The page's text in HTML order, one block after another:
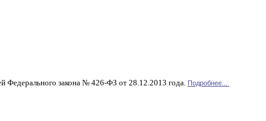
Федерального закона № 426-ФЗ от 28.12.2013 года.
Подробнее...